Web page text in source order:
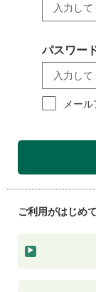
パスワー
メー
ご利用がはじめ